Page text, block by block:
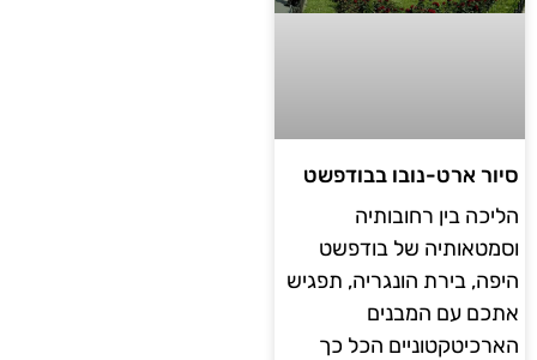
סיור ארט-נובו בבודפשט
הליכה בין רחובותיה
וסמטאותיה של בודפשט
היפה, בירת הונגריה, תפגיש
אתכם עם המבנים
הארכיטקטוניים הכל כך